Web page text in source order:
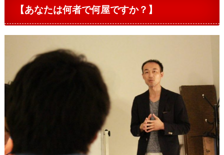
【あなたは何者で何屋ですか？】